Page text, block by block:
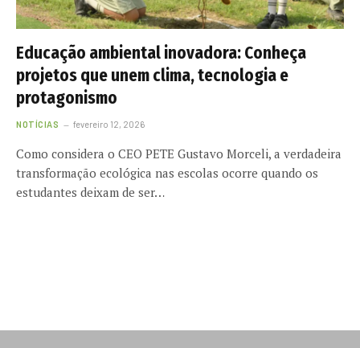
Educação ambiental inovadora: Conheça
projetos que unem clima, tecnologia e
protagonismo
NOTÍCIAS fevereiro 12, 2026
Como considera o CEO PETE Gustavo Morceli, a verdadeira
transformação ecológica nas escolas ocorre quando os
estudantes deixam de ser…